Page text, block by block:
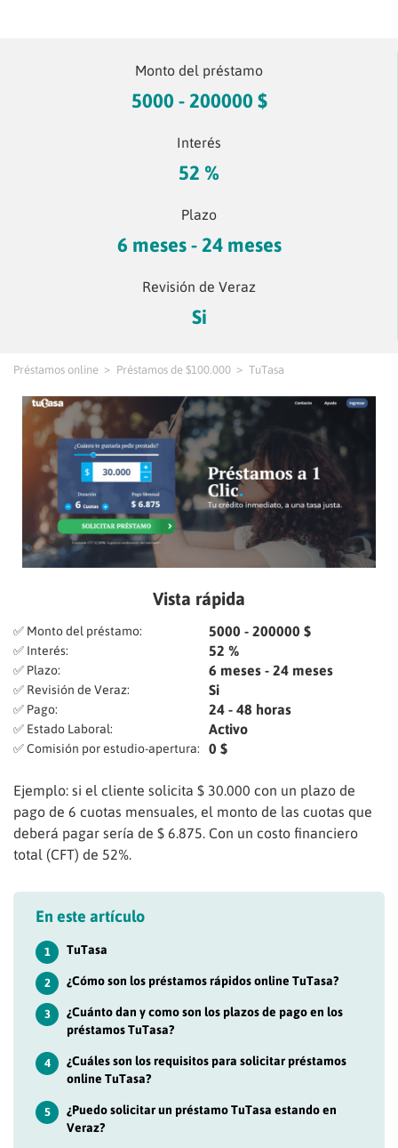
Monto del préstamo
5000 - 200000 $
Interés
52 %
Plazo
6 meses - 24 meses
Revisión de Veraz
Si
Préstamos online Préstamos de $100.000 TuTasa
Vista rápida
✅ Monto del préstamo: 5000 - 200000 $
✅ Interés: 52 %
✅ Plazo: 6 meses - 24 meses
✅ Revisión de Veraz: Si
✅ Pago: 24 - 48 horas
✅ Estado Laboral: Activo
✅ Comisión por estudio-apertura: 0 $
Ejemplo: si el cliente solicita $ 30.000 con un plazo de
pago de 6 cuotas mensuales, el monto de las cuotas que
deberá pagar sería de $ 6.875. Con un costo financiero
total (CFT) de 52%.
En este artículo
1 TuTasa
2 ¿Cómo son los préstamos rápidos online TuTasa?
3
¿Cuánto dan y como son los plazos de pago en los
préstamos TuTasa?
4
¿Cuáles son los requisitos para solicitar préstamos
online TuTasa?
5
¿Puedo solicitar un préstamo TuTasa estando en
Veraz?